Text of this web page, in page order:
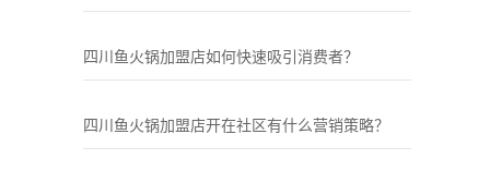
四川鱼火锅加盟店如何快速吸引消费者？
四川鱼火锅加盟店开在社区有什么营销策略？